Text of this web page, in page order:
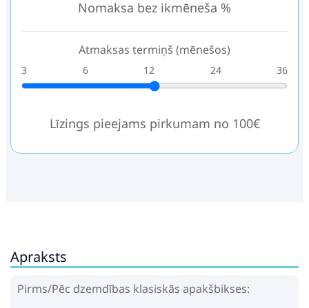
Nomaksa bez ikmēneša %
Atmaksas termiņš (mēnešos)
3 6 12 24 36
Līzings pieejams pirkumam no 100€
Apraksts
Pirms/Pēc dzemdības klasiskās apakšbikses: